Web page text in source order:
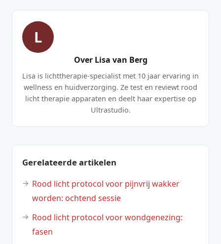
L
Over Lisa van Berg
Lisa is lichttherapie-specialist met 10 jaar ervaring in
wellness en huidverzorging. Ze test en reviewt rood
licht therapie apparaten en deelt haar expertise op
Ultrastudio.
Gerelateerde artikelen
Rood licht protocol voor pijnvrij wakker
worden: ochtend sessie
Rood licht protocol voor wondgenezing:
fasen